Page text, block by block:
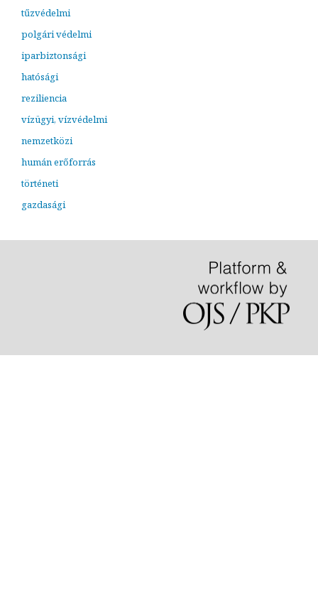
tűzvédelmi
polgári védelmi
iparbiztonsági
hatósági
reziliencia
vízügyi, vízvédelmi
nemzetközi
humán erőforrás
történeti
gazdasági